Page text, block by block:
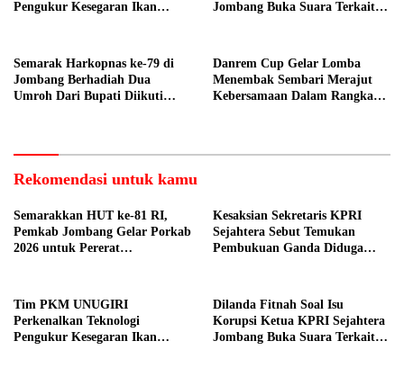
Pengukur Kesegaran Ikan
Jombang Buka Suara Terkait
Semarak Harkopnas ke-79 di
Jombang Berhadiah Dua
Umroh Dari Bupati Diikuti
Danrem Cup Gelar Lomba
Menembak Sembari Merajut
Kebersamaan Dalam Rangka
Rekomendasi untuk kamu
Semarakkan HUT ke-81 RI,
Pemkab Jombang Gelar Porkab
2026 untuk Pererat
Kesaksian Sekretaris KPRI
Sejahtera Sebut Temukan
Pembukuan Ganda Diduga
Tim PKM UNUGIRI
Perkenalkan Teknologi
Pengukur Kesegaran Ikan
Dilanda Fitnah Soal Isu
Korupsi Ketua KPRI Sejahtera
Jombang Buka Suara Terkait